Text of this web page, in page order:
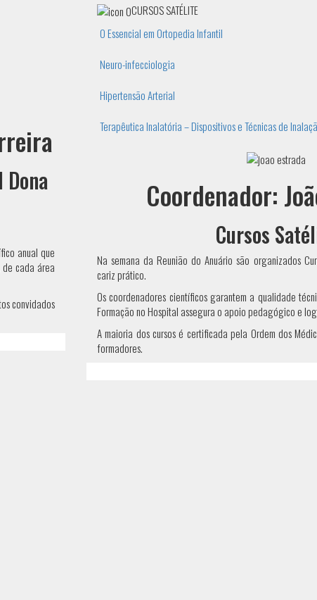
anual que
cada área
convidados
CURSOS SATÉLITE
O Essencial em Ortopedia Infantil
Neuro-infecciologia
Hipertensão Arterial
Terapêutica Inalatória – Dispositivos e Técnicas de
Coordenador:
Cursos
Na semana da Reunião do Anuário são organizados
cariz prático.
Os coordenadores científicos garantem a qualidade
Formação no Hospital assegura o apoio pedagógico e
A maioria dos cursos é certificada pela Ordem dos
formadores.